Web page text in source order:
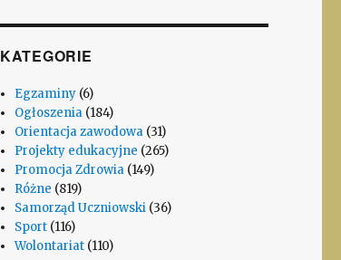
KATEGORIE
Egzaminy (6)
Ogłoszenia (184)
Orientacja zawodowa (31)
Projekty edukacyjne (265)
Promocja Zdrowia (149)
Różne (819)
Samorząd Uczniowski (36)
Sport (116)
Wolontariat (110)